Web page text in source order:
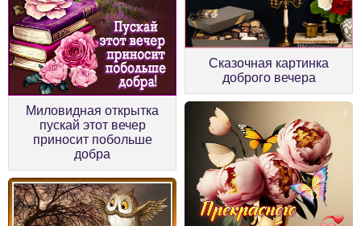
Миловидная открытка
пускай этот вечер
приносит побольше
добра
Сказочная картинка
доброго вечера